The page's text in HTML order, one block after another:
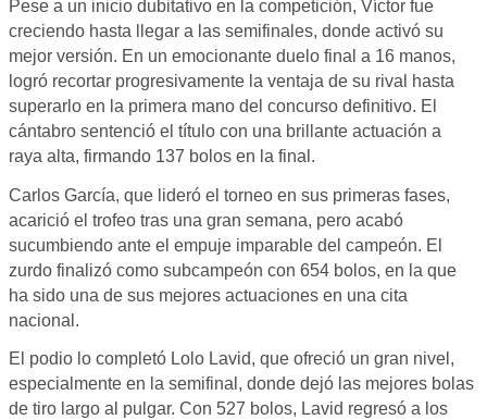
Pese a un inicio dubitativo en la competición, Víctor fue
creciendo hasta llegar a las semifinales, donde activó su
mejor versión. En un emocionante duelo final a 16 manos,
logró recortar progresivamente la ventaja de su rival hasta
superarlo en la primera mano del concurso definitivo. El
cántabro sentenció el título con una brillante actuación a
raya alta, firmando 137 bolos en la final.
Carlos García, que lideró el torneo en sus primeras fases,
acarició el trofeo tras una gran semana, pero acabó
sucumbiendo ante el empuje imparable del campeón. El
zurdo finalizó como subcampeón con 654 bolos, en la que
ha sido una de sus mejores actuaciones en una cita
nacional.
El podio lo completó Lolo Lavid, que ofreció un gran nivel,
especialmente en la semifinal, donde dejó las mejores bolas
de tiro largo al pulgar. Con 527 bolos, Lavid regresó a los